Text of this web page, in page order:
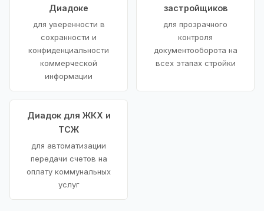
Диадоке
для уверенности в
сохранности и
конфиденциальности
коммерческой
информации
застройщиков
для прозрачного
контроля
документооборота на
всех этапах стройки
Диадок для ЖКХ и
ТСЖ
для автоматизации
передачи счетов на
оплату коммунальных
услуг